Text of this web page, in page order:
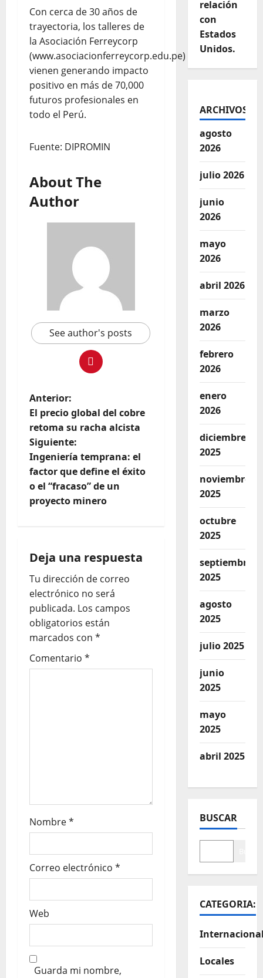
Con cerca de 30 años de
trayectoria, los talleres de
la Asociación Ferreycorp
(www.asociacionferreycorp.edu.pe)
vienen generando impacto
positivo en más de 70,000
futuros profesionales en
todo el Perú.
Fuente: DIPROMIN
About The
Author
See author's posts
Anterior:
El precio global del cobre
retoma su racha alcista
Siguiente:
Ingeniería temprana: el
factor que define el éxito
o el “fracaso” de un
proyecto minero
Deja una respuesta
Tu dirección de correo
electrónico no será
publicada. Los campos
obligatorios están
marcados con *
Comentario *
Nombre*
Correo electrónico *
Web
Guarda mi nombre,
relación
con
Estados
Unidos.
ARCHIVOS
agosto
2026
julio 2026
junio
2026
mayo
2026
abril 2026
marzo
2026
febrero
2026
enero
2026
diciembre
2025
noviembre
2025
octubre
2025
septiembre
2025
agosto
2025
julio 2025
junio
2025
mayo
2025
abril 2025
BUSCAR
CATEGORIA:
Locales